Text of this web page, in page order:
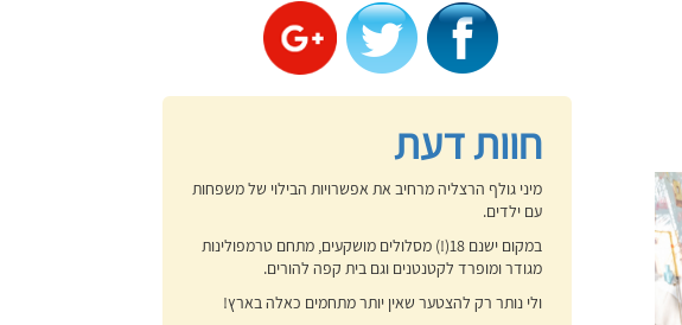
חוות דעת
מיני גולף הרצליה מרחיב את אפשרויות הבילוי של משפחות
עם ילדים.
במקום ישנם 18(!) מסלולים מושקעים, מתחם טרמפולינות
מגודר ומופרד לקטנטנים וגם בית קפה להורים.
ולי נותר רק להצטער שאין יותר מתחמים כאלה בארץ!